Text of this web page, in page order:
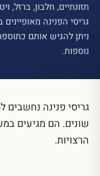
גריסי הפנינה
ניתן להגיש אותם
נוספות.
גריסי פנינה נחשבים
שונים. הם מגיעים
הרצויות.